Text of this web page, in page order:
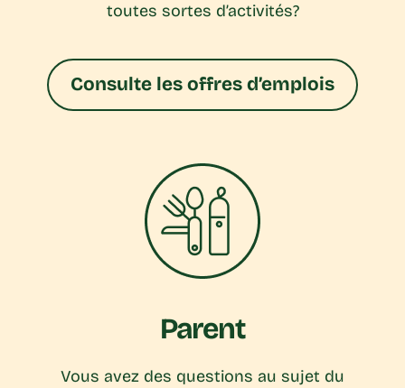
toutes sortes d’activités?
Consulte les offres d’emplois
Parent
Vous avez des questions au sujet du